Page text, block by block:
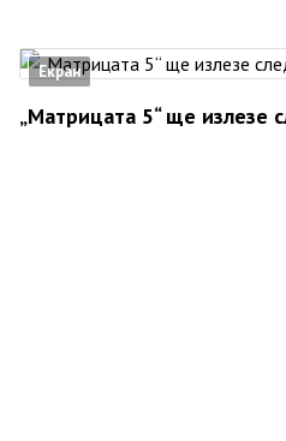
Екран
„Матрицата 5“ ще излезе